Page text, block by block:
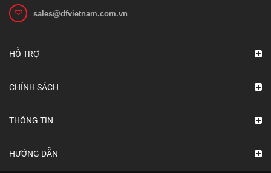
sales@dfvietnam.com.vn
HỖ TRỢ
CHÍNH SÁCH
THÔNG TIN
HƯỚNG DẪN